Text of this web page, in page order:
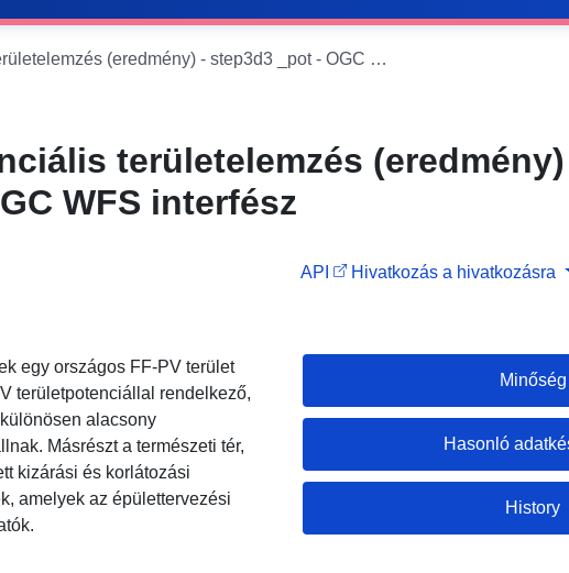
WFS FF-PV potenciális területelemzés (eredmény) - step3d3 _pot - OGC WFS interfész
területelemzés
WFS interfész
API Hivatkozás a hivatkozásra
egy országos FF-PV terület
területpotenciállal rendelkező,
alacsony
Másrészt a természeti tér,
kizárási és korlátozási
amelyek az épülettervezési
Minőség
Hasonló
History